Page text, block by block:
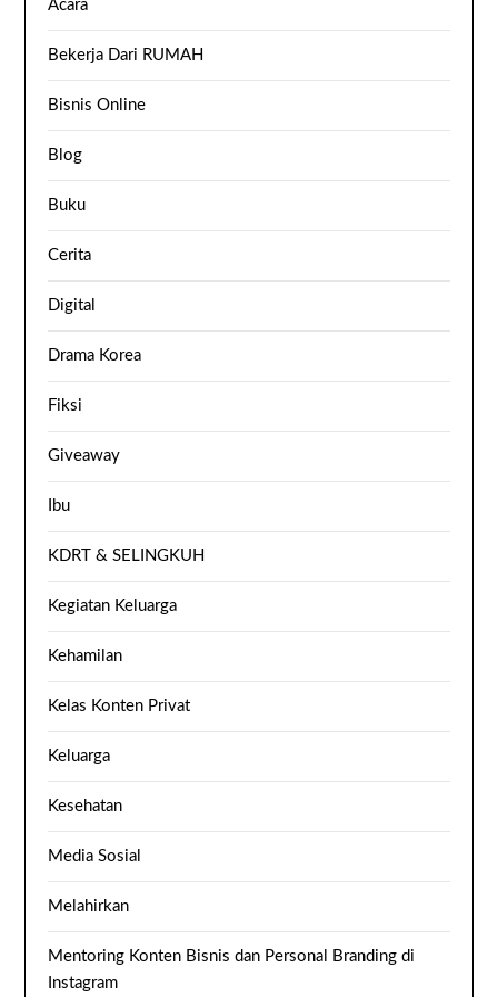
Acara
Bekerja Dari RUMAH
Bisnis Online
Blog
Buku
Cerita
Digital
Drama Korea
Fiksi
Giveaway
Ibu
KDRT & SELINGKUH
Kegiatan Keluarga
Kehamilan
Kelas Konten Privat
Keluarga
Kesehatan
Media Sosial
Melahirkan
Mentoring Konten Bisnis dan Personal Branding di
Instagram